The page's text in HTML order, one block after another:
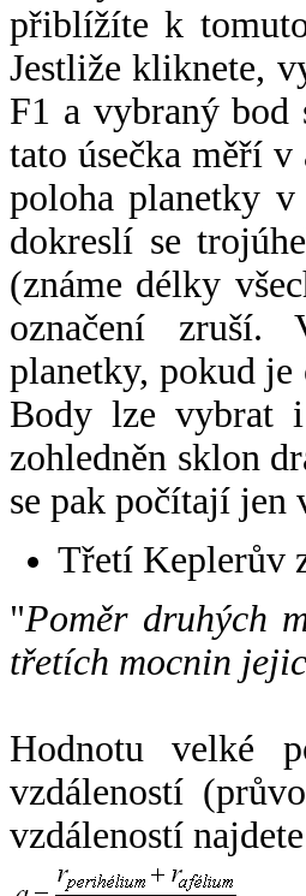
přiblížíte k
Jestliže kliknete,
F1 a vybraný
tato úsečka měří
poloha planetky
dokreslí se
(známe délky
označení zruší.
planetky, pokud
Body lze vybrat
zohledněn sklon
se pak počítají
Třetí Keplerův
"Poměr druhých
třetích mocnin
Hodnotu velké
vzdáleností
vzdáleností